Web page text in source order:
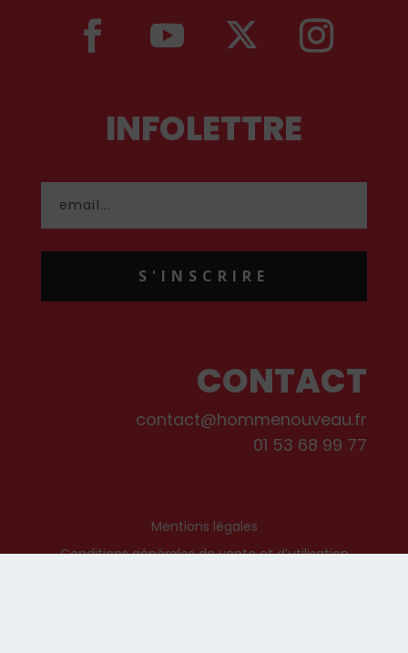
INFOLETTRE
S'INSCRIRE
CONTACT
contact@hommenouveau.fr
01 53 68 99 77
Mentions légales
Conditions générales de vente et d’utilisation